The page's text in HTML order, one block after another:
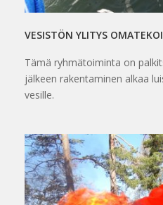
VESISTÖN YLITYS
Tämä ryhmätoiminta on
jälkeen rakentaminen alkaa
vesille.